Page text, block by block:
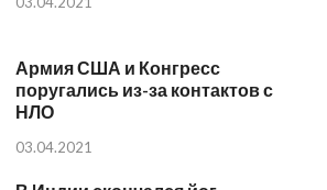
Армия США и Конгресс
поругались из-за контактов с
НЛО
03.04.2021